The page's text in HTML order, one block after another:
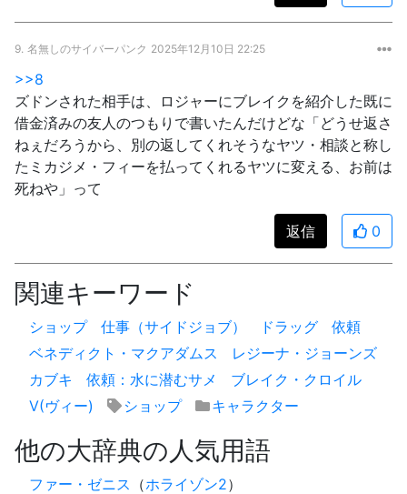
9. 名無しのサイバーパンク 2025年12月10日 22:25
>>8
ズドンされた相手は、ロジャーにブレイクを紹介した既に
借金済みの友人のつもりで書いたんだけどな「どうせ返さ
ねぇだろうから、別の返してくれそうなヤツ・相談と称し
たミカジメ・フィーを払ってくれるヤツに変える、お前は
死ねや」って
返信 0
関連キーワード
ショップ 仕事（サイドジョブ） ドラッグ
依頼
ベネディクト・マクアダムス
レジーナ・ジョーンズ
カブキ
依頼：水に潜むサメ
ブレイク・クロイル
V(ヴィー)
ショップ キャラクター
他の大辞典の人気用語
ファー・ゼニス （ホライゾン2）